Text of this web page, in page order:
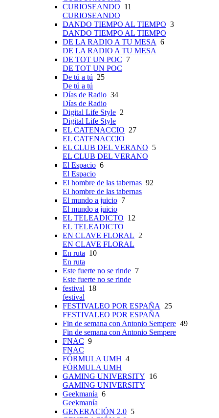
CURIOSEANDO 11
CURIOSEANDO
DANDO TIEMPO AL TIEMPO 3
DANDO TIEMPO AL TIEMPO
DE LA RADIO A TU MESA 6
DE LA RADIO A TU MESA
DE TOT UN POC 7
DE TOT UN POC
De tú a tú 25
De tú a tú
Días de Radio 34
Días de Radio
Digital Life Style 2
Digital Life Style
EL CATENACCIO 27
EL CATENACCIO
EL CLUB DEL VERANO 5
EL CLUB DEL VERANO
El Espacio 6
El Espacio
El hombre de las tabernas 92
El hombre de las tabernas
El mundo a juicio 7
El mundo a juicio
EL TELEADICTO 12
EL TELEADICTO
EN CLAVE FLORAL 2
EN CLAVE FLORAL
En ruta 10
En ruta
Este fuerte no se rinde 7
Este fuerte no se rinde
festival 18
festival
FESTIVALEO POR ESPAÑA 25
FESTIVALEO POR ESPAÑA
Fin de semana con Antonio Sempere 49
Fin de semana con Antonio Sempere
FNAC 9
FNAC
FÓRMULA UMH 4
FÓRMULA UMH
GAMING UNIVERSITY 16
GAMING UNIVERSITY
Geekmanía 6
Geekmanía
GENERACIÓN 2.0 5